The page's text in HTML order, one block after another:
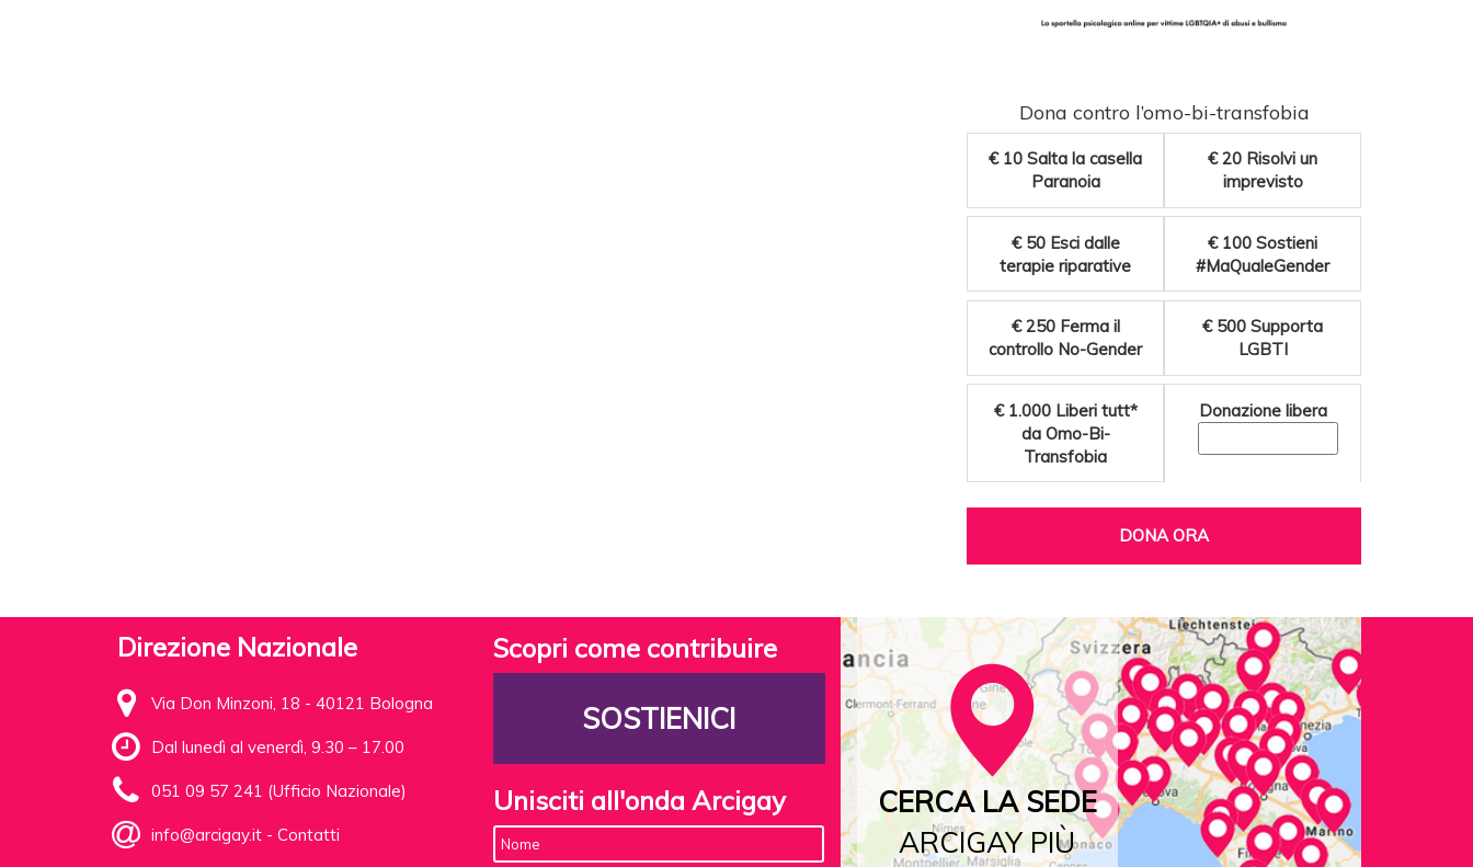
Dona contro l’omo-bi-transfobia
€ 10 Salta la casella
Paranoia
€ 20 Risolvi un
imprevisto
€ 50 Esci dalle
terapie riparative
€ 100 Sostieni
#MaQualeGender
€ 250 Ferma il
controllo No-Gender
€ 500 Supporta
LGBTI
€ 1.000 Liberi tutt*
da Omo-Bi-
Transfobia
Donazione libera
DONA ORA
Direzione Nazionale
Via Don Minzoni, 18 - 40121 Bologna
Dal lunedì al venerdì, 9.30 – 17.00
051 09 57 241 (Ufficio Nazionale)
info@arcigay.it - Contatti
Scopri come contribuire
SOSTIENICI
Unisciti all'onda Arcigay
CERCA LA SEDE
ARCIGAY PIÙ